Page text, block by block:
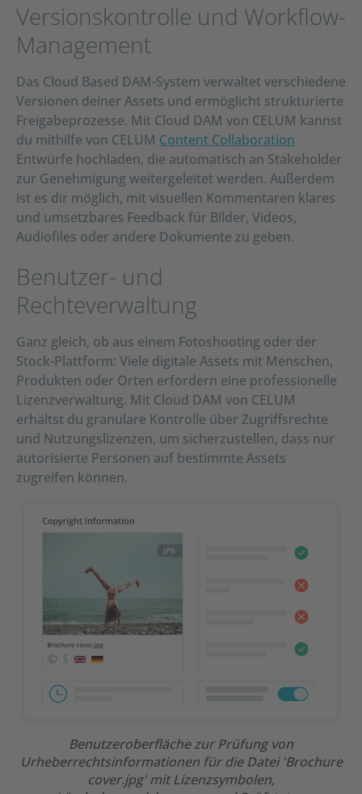
Versionskontrolle und Workflow-
Management
Das Cloud Based DAM-System verwaltet verschiedene
Versionen deiner Assets und ermöglicht strukturierte
Freigabeprozesse. Mit Cloud DAM von CELUM kannst
du mithilfe von CELUM Content Collaboration
Entwürfe hochladen, die automatisch an Stakeholder
zur Genehmigung weitergeleitet werden. Außerdem
ist es dir möglich, mit visuellen Kommentaren klares
und umsetzbares Feedback für Bilder, Videos,
Audiofiles oder andere Dokumente zu geben.
Benutzer- und
Rechteverwaltung
Ganz gleich, ob aus einem Fotoshooting oder der
Stock-Plattform: Viele digitale Assets mit Menschen,
Produkten oder Orten erfordern eine professionelle
Lizenzverwaltung. Mit Cloud DAM von CELUM
erhältst du granulare Kontrolle über Zugriffsrechte
und Nutzungslizenzen, um sicherzustellen, dass nur
autorisierte Personen auf bestimmte Assets
zugreifen können.
Benutzeroberfläche zur Prüfung von
Urheberrechtsinformationen für die Datei 'Brochure
cover.jpg' mit Lizenzsymbolen,